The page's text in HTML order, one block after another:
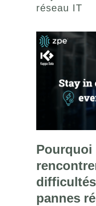
réseau IT
Pourquoi
pannes